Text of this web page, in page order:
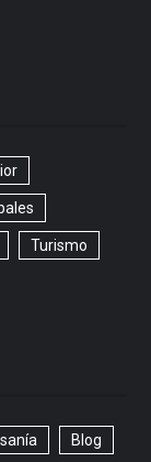
Turismo
Blog